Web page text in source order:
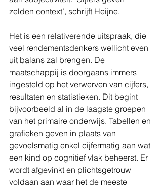
zelden context’, schrijft Heijne.
Het is een relativerende uitspraak, die
veel rendementsdenkers wellicht even
uit balans zal brengen. De
maatschappij is doorgaans immers
ingesteld op het verwerven van cijfers,
resultaten en statistieken. Dit begint
bijvoorbeeld al in de laagste groepen
van het primaire onderwijs. Tabellen en
grafieken geven in plaats van
gevoelsmatig enkel cijfermatig aan wat
een kind op cognitief vlak beheerst. Er
wordt afgevinkt en plichtsgetrouw
voldaan aan waar het de meeste